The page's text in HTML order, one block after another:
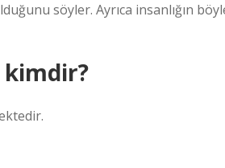
söyler. Ayrıca insanlığın
kimdir?